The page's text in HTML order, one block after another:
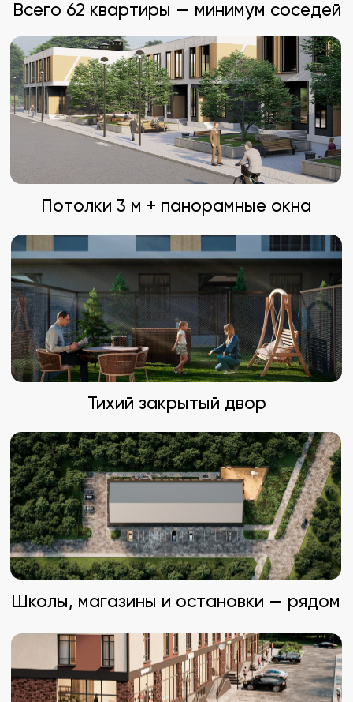
От застройщика с опытом 3+ года на
рынке
Школы, магазины и остановки — рядом
В шаговой доступности
Аптеки
3 мин, 800 м
Magnum
4 мин, 1 км
Mall Aport
10 мин, 6 км
2 мин, 500 м
Рынок "Султан"
Аэропорт
15 мин, 10 км